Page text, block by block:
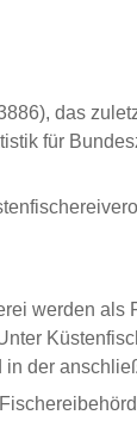
das
für
werden
der